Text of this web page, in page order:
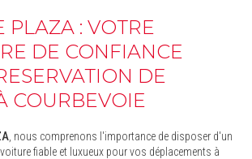
PLAZA : VOTRE
DE CONFIANCE
DE
COURBEVOIE
, nous comprenons l'importance de disposer d'un
fiable et luxueux pour vos déplacements à